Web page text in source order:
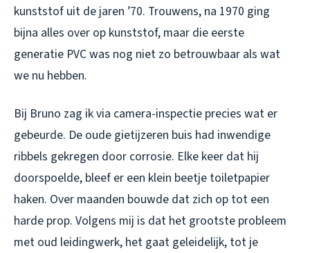
kunststof uit de jaren ’70. Trouwens, na 1970 ging
bijna alles over op kunststof, maar die eerste
generatie PVC was nog niet zo betrouwbaar als wat
we nu hebben.
Bij Bruno zag ik via camera-inspectie precies wat er
gebeurde. De oude gietijzeren buis had inwendige
ribbels gekregen door corrosie. Elke keer dat hij
doorspoelde, bleef er een klein beetje toiletpapier
haken. Over maanden bouwde dat zich op tot een
harde prop. Volgens mij is dat het grootste probleem
met oud leidingwerk, het gaat geleidelijk, tot je